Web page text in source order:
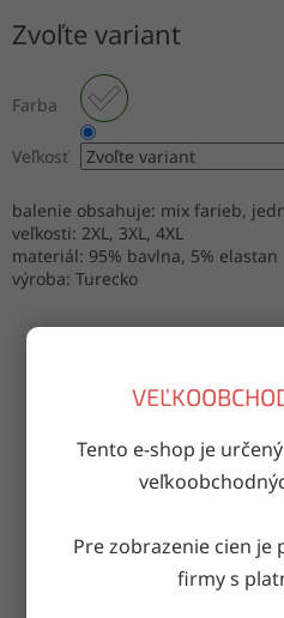
Tento e-shop je
Pre zobrazenie cien
firmy s
Zvoľte variant
Farba
Veľkosť
balenie obsahuje: mix farieb,
veľkosti: 2XL, 3XL, 4XL
materiál: 95% bavlna, 5% elastan
výroba: Turecko
ZDIEĽAŤ
Doručenie do